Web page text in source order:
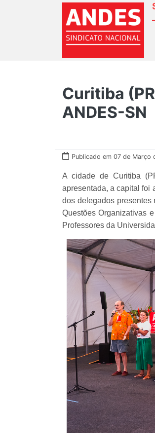
Curitiba
ANDES-SN
Publicado em 07 de Março
A cidade de Curitiba
apresentada, a capital foi
dos delegados presentes
Questões Organizativas
Professores da